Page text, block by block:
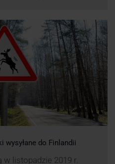
wysyłane do Finlandii
w listopadzie 2019 r.